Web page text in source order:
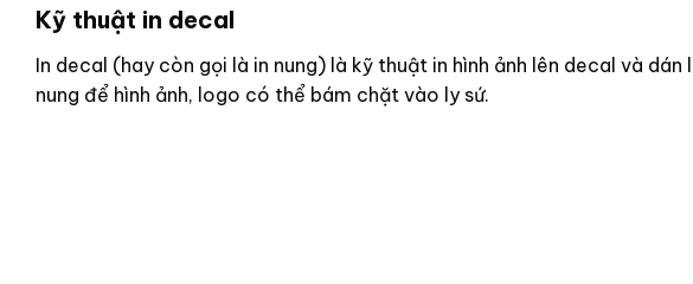
Kỹ thuật in decal
In decal (hay còn gọi là in nung) là kỹ thuật in hình ảnh lên decal và
nung để hình ảnh, logo có thể bám chặt vào ly sứ.